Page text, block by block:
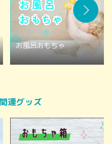
お風呂おもちゃ
連グッズ